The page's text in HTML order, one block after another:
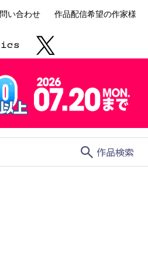
い合わせ 作品配信希望の作家様
search 作品検索